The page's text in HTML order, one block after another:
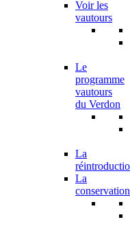
Voir les
vautours
Le
programme
vautours
du Verdon
La
La
conservation